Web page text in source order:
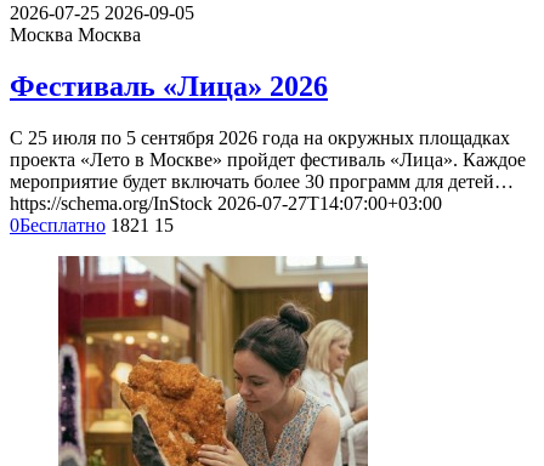
2026-07-25 2026-09-05
Москва Москва
Фестиваль «Лица» 2026
С 25 июля по 5 сентября 2026 года на окружных площадках
проекта «Лето в Москве» пройдет фестиваль «Лица». Каждое
мероприятие будет включать более 30 программ для детей…
https://schema.org/InStock 2026-07-27T14:07:00+03:00
0Бесплатно 1821 15